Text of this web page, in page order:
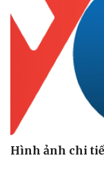
Hình ảnh chi